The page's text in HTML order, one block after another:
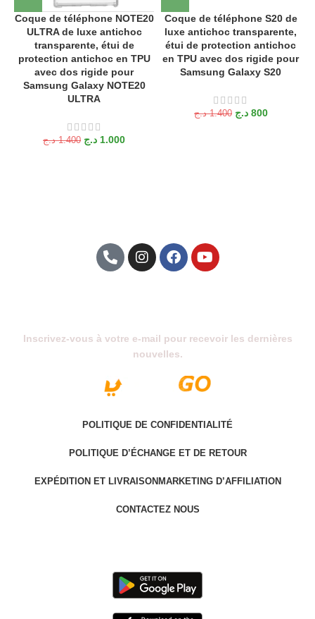
Coque de téléphone NOTE20
ULTRA de luxe antichoc
transparente, étui de
protection antichoc en TPU
avec dos rigide pour
Samsung Galaxy NOTE20
ULTRA
1.400 د.ج 1.000 د.ج
Coque de téléphone S20 de
luxe antichoc transparente,
étui de protection antichoc
en TPU avec dos rigide pour
Samsung Galaxy S20
1.400 د.ج 800 د.ج
Inscrivez-vous à votre e-mail pour recevoir les dernières
nouvelles.
POLITIQUE DE CONFIDENTIALITÉ
POLITIQUE D’ÉCHANGE ET DE RETOUR
EXPÉDITION ET LIVRAISON MARKETING D’AFFILIATION
CONTACTEZ NOUS